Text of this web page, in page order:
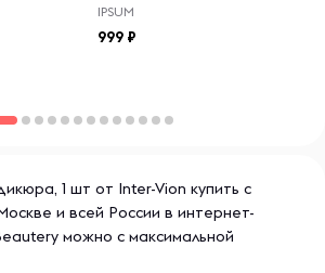
IPSUM
999
1 шт от Inter-Vion купить с
и всей России в интернет-
можно с максимальной